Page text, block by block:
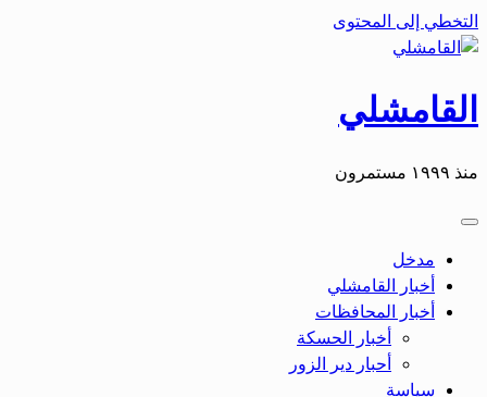
التخطي إلى المحتوى
القامشلي
منذ ١٩٩٩ مستمرون
مدخل
أخبار القامشلي
أخبار المحافظات
أخبار الحسكة
أحبار دير الزور
سياسة